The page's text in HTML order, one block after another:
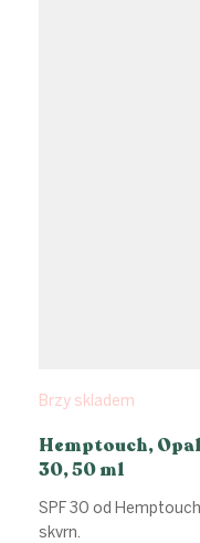
Hemptouch,
30, 50 ml
Brzy skladem
SPF 30 od
skvrn.